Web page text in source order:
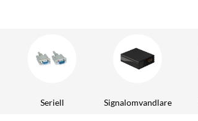
Seriell Signalomvandlare